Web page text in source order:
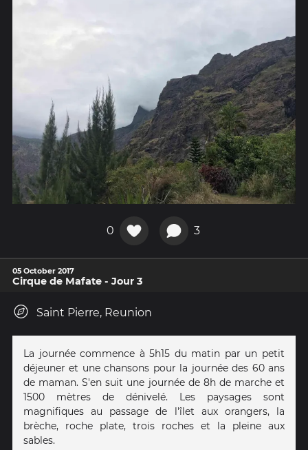
0 3
05 October 2017
Cirque de Mafate - Jour 3
Saint Pierre, Reunion
La journée commence à 5h15 du matin par un petit
déjeuner et une chansons pour la journée des 60 ans
de maman. S'en suit une journée de 8h de marche et
1500 mètres de dénivelé. Les paysages sont
magnifiques au passage de l'îlet aux orangers, la
brèche, roche plate, trois roches et la pleine aux
sables.